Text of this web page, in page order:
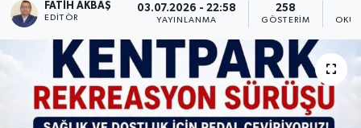
FATIH AKBAŞ
EDITÖR
03.07.2026 - 22:58
YAYINLANMA
258
GÖSTERIM
EĞİTİM
İLÇELER
OTOPARK
Haber Arşivi